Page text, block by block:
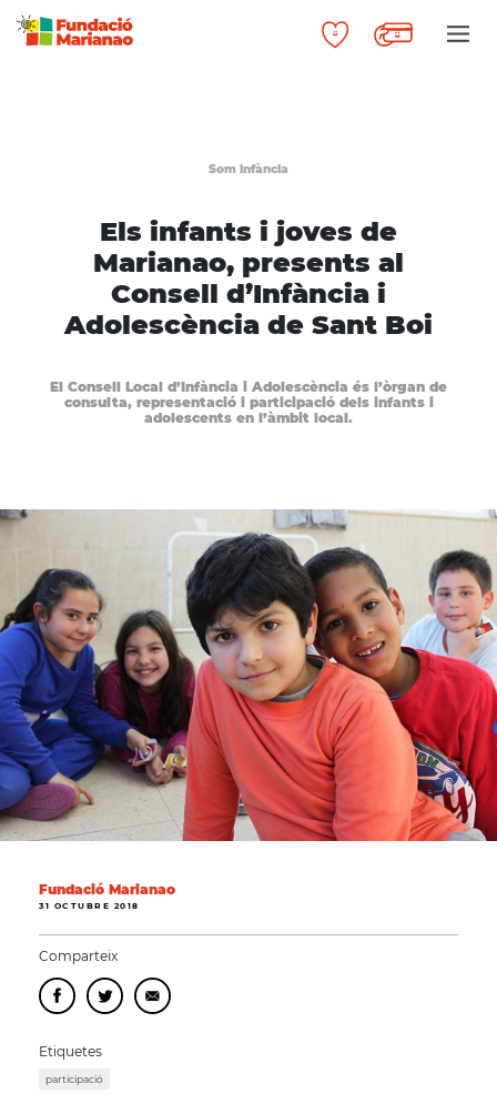
Som infància
Els infants i joves de
Marianao, presents al
Consell d’Infància i
Adolescència de Sant Boi
El Consell Local d’Infància i Adolescència és l’òrgan de
consulta, representació i participació dels infants i
adolescents en l’àmbit local.
Fundació Marianao
31 OCTUBRE 2018
Comparteix
Etiquetes
participació